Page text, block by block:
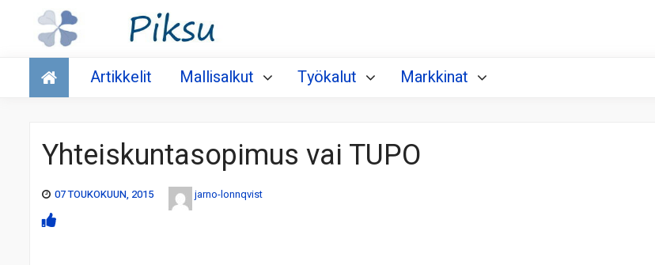
Talous
Artikkelit Mallisalkut Työkalut Markkinat
Yhteiskuntasopimus vai TUPO
07 TOUKOKUUN, 2015 jarno-lonnqvist